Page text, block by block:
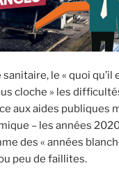
le « quoi qu’il
cloche » les
aux aides publiques
– les années
des « années
peu de faillites.